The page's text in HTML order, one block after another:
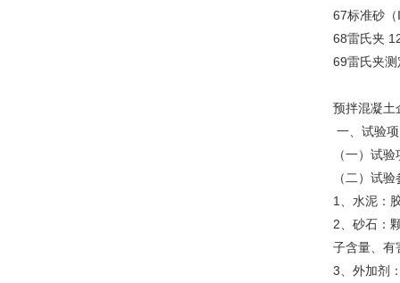
67标准砂
68雷氏夹
69雷氏夹
预拌混凝土
一、试验
（一）试
（二）试
1、水泥：
2、砂石：
子含量、有
3、外加剂